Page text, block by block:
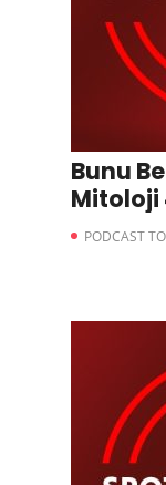
Bunu
Mitoloji
Savaş ;
PODCAST